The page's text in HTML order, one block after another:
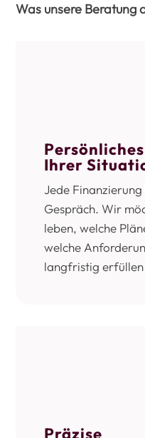
Was unsere Beratung
Ihrer
Jede
Gespräch. Wir
leben, welche
welche
langfristig erfüllen